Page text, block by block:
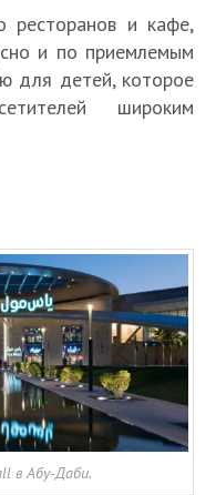
и кафе,
и по приемлемым
для детей, которое
широким
в Абу-Даби.